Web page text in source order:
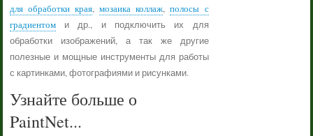
для обработки края,мозаика коллаж,полосы с
градиентоми др., и подключить их для
обработки изображений, а так же другие
полезные и мощные инструменты для работы
с картинками, фотографиями и рисунками.
Узнайте больше о
PaintNet...